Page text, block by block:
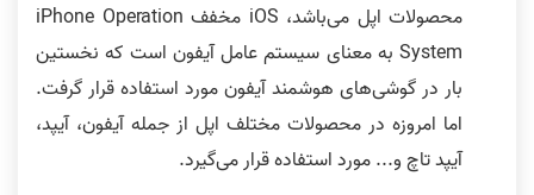
محصولات اپل می‌باشد، iOS مخفف iPhone Operation
System به معنای سیستم عامل آیفون است که نخستین
بار در گوشی‌های هوشمند آیفون مورد استفاده قرار گرفت.
اما امروزه در محصولات مختلف اپل از جمله آیفون، آیپد،
آیپد تاچ و... مورد استفاده قرار می‌گیرد.